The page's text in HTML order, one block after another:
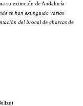
su extinción de Andalucí­a
se han extinguido varias
del brocal de charcas de